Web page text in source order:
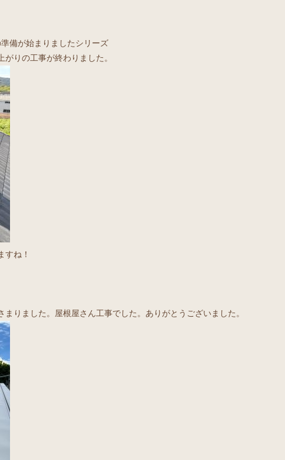
備が始まりましたシリーズ
りの工事が終わりました。
すね！
りました。屋根屋さん工事でした。ありがとうございました。